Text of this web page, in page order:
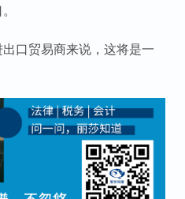
口贸易商来说，这将是一